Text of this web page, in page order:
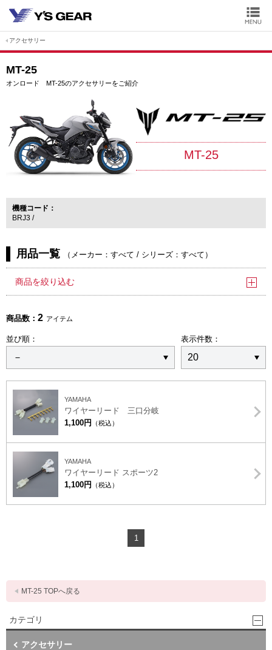
アクセサリー
MT-25
オンロード MT-25のアクセサリーをご紹介
MT-25
機種コード
BRJ3
用品一覧 （ メーカー：すべて / シリーズ：すべて ）
商品を絞り込む
商品数： 2 アイテム
並び順： 表示件数：
YAMAHA
ワイヤーリード 三口分岐
1,100円
（税込）
YAMAHA
ワイヤーリード スポーツ2
1,100円
（税込）
1
MT-25 TOPへ戻る
カテゴリ
アクセサリー